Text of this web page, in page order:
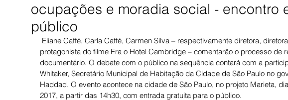
ocupações e moradia social - encontro
público
protagonista do filme Era o Hotel Cambridge – comentarão o processo de
documentário. O debate com o público na sequência contará com a
Whitaker, Secretário Municipal de Habitação da Cidade de São Paulo no
Haddad. O evento acontece na cidade de São Paulo, no projeto Marieta,
2017, a partir das 14h30, com entrada gratuita para o público.